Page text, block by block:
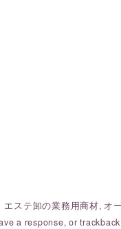
エステ卸の業務用商材, オ
a response, ortrackback